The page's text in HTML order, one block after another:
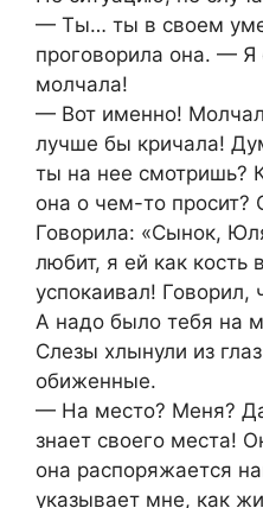
— Ты… ты в своем
проговорила она. — Я
молчала!
— Вот именно!
лучше бы кричала!
ты на нее смотришь?
она о чем-то
Говорила: «Сынок,
любит, я ей как кость
успокаивал! Говорил,
А надо было тебя на
Слезы хлынули из
обиженные.
— На место? Меня?
знает своего места!
она распоряжается
указывает мне, как